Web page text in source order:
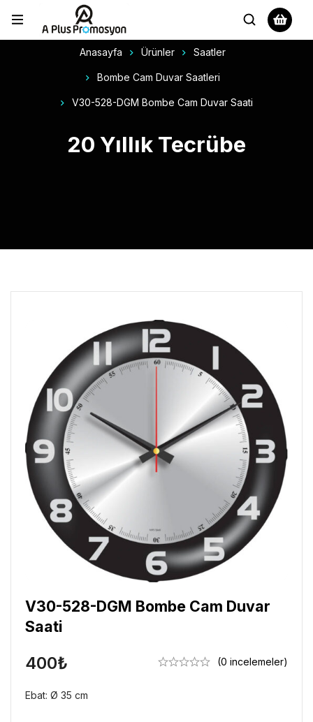
Anasayfa Ürünler Saatler
Bombe Cam Duvar Saatleri
V30-528-DGM Bombe Cam Duvar Saati
20 Yıllık Tecrübe
V30-528-DGM Bombe Cam Duvar
Saati
400₺ (0 incelemeler)
Ebat: Ø 35 cm